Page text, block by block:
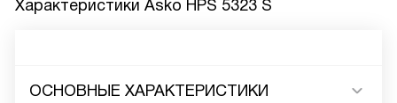
Характеристики Asko HPS 5323 S
ОСНОВНЫЕ ХАРАКТЕРИСТИКИ